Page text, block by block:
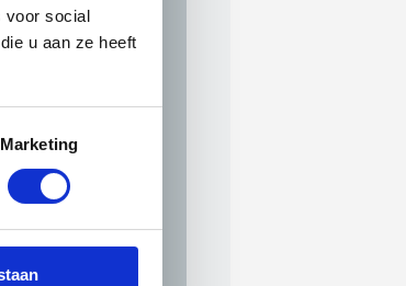
voor social
u aan ze heeft
Marketing
zakelijke